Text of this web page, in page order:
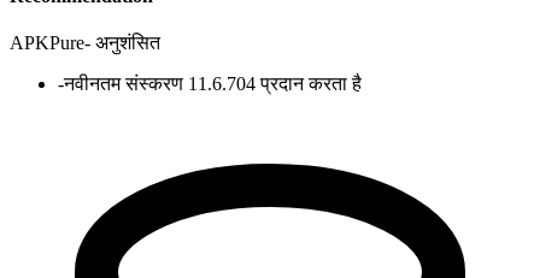
APKPure- अनुशंसित
-नवीनतम संस्करण 11.6.704 प्रदान करता है